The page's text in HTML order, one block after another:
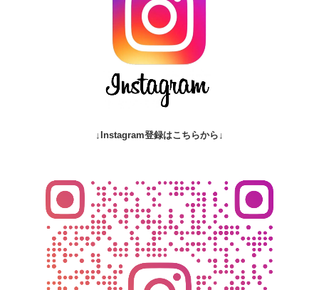
↓Instagram登録はこちらから↓